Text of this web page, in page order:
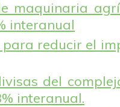
maquinaria
interanual
reducir el
del
interanual.